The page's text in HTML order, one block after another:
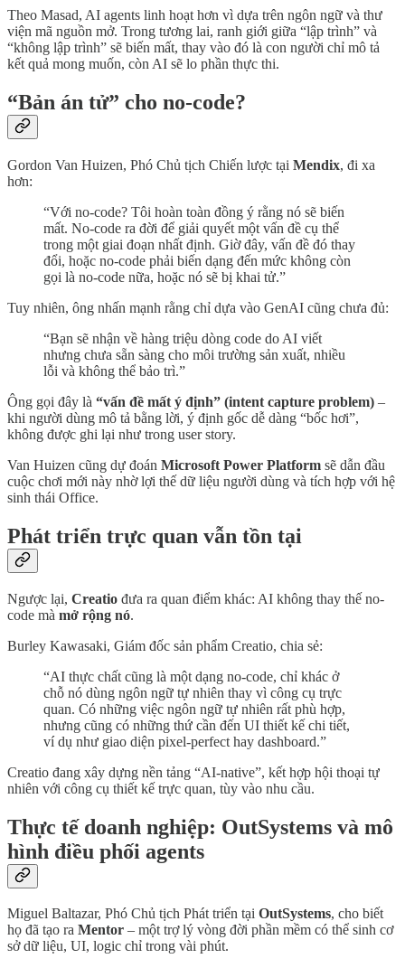
Theo Masad, AI agents linh hoạt hơn vì dựa trên ngôn ngữ và thư
viện mã nguồn mở. Trong tương lai, ranh giới giữa “lập trình” và
“không lập trình” sẽ biến mất, thay vào đó là con người chỉ mô tả
kết quả mong muốn, còn AI sẽ lo phần thực thi.
“Bản án tử” cho no-code?
Gordon Van Huizen, Phó Chủ tịch Chiến lược tại Mendix, đi xa
hơn:
“Với no-code? Tôi hoàn toàn đồng ý rằng nó sẽ biến
mất. No-code ra đời để giải quyết một vấn đề cụ thể
trong một giai đoạn nhất định. Giờ đây, vấn đề đó thay
đổi, hoặc no-code phải biến dạng đến mức không còn
gọi là no-code nữa, hoặc nó sẽ bị khai tử.”
Tuy nhiên, ông nhấn mạnh rằng chỉ dựa vào GenAI cũng chưa đủ:
“Bạn sẽ nhận về hàng triệu dòng code do AI viết
nhưng chưa sẵn sàng cho môi trường sản xuất, nhiều
lỗi và không thể bảo trì.”
Ông gọi đây là “vấn đề mất ý định” (intent capture problem) –
khi người dùng mô tả bằng lời, ý định gốc dễ dàng “bốc hơi”,
không được ghi lại như trong user story.
Van Huizen cũng dự đoán Microsoft Power Platform sẽ dẫn đầu
cuộc chơi mới này nhờ lợi thế dữ liệu người dùng và tích hợp với hệ
sinh thái Office.
Phát triển trực quan vẫn tồn tại
Ngược lại, Creatio đưa ra quan điểm khác: AI không thay thế no-
code mà mở rộng nó.
Burley Kawasaki, Giám đốc sản phẩm Creatio, chia sẻ:
“AI thực chất cũng là một dạng no-code, chỉ khác ở
chỗ nó dùng ngôn ngữ tự nhiên thay vì công cụ trực
quan. Có những việc ngôn ngữ tự nhiên rất phù hợp,
nhưng cũng có những thứ cần đến UI thiết kế chi tiết,
ví dụ như giao diện pixel-perfect hay dashboard.”
Creatio đang xây dựng nền tảng “AI-native”, kết hợp hội thoại tự
nhiên với công cụ thiết kế trực quan, tùy vào nhu cầu.
Thực tế doanh nghiệp: OutSystems và mô
hình điều phối agents
Miguel Baltazar, Phó Chủ tịch Phát triển tại OutSystems, cho biết
họ đã tạo ra Mentor – một trợ lý vòng đời phần mềm có thể sinh cơ
sở dữ liệu, UI, logic chỉ trong vài phút.